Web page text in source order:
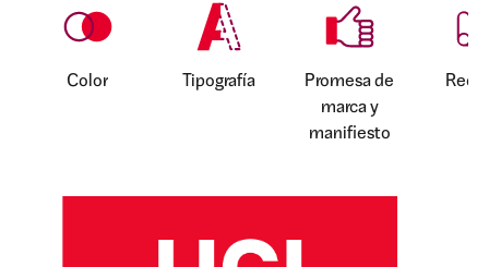
Color Tipografía
Promesa de
marca y
manifiesto